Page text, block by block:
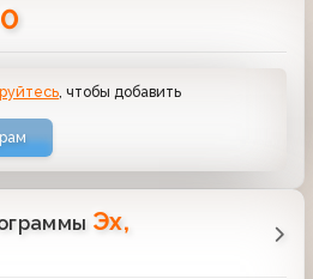
0
, чтобы добавить
Эх,